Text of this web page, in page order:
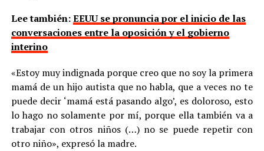
Lee también:EEUU se pronuncia por el inicio de las
conversaciones entre la oposición y el gobierno
interino
«Estoy muy indignada porque creo que no soy la primera
mamá de un hijo autista que no habla, que a veces no te
puede decir ‘mamá está pasando algo’, es doloroso, esto
lo hago no solamente por mí, porque ella también va a
trabajar con otros niños (…) no se puede repetir con
otro niño», expresó la madre.